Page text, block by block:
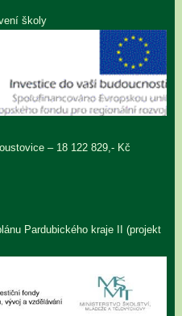
školy
– 18 122 829,- Kč
Pardubického kraje II (projekt